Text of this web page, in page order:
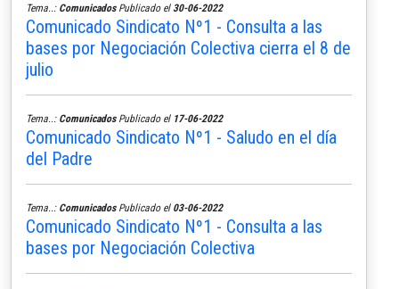
Tema..: ComunicadosPublicado el 30-06-2022
Comunicado Sindicato Nº1 - Consulta a las
bases por Negociación Colectiva cierra el 8 de
julio
Tema..: ComunicadosPublicado el 17-06-2022
Comunicado Sindicato Nº1 - Saludo en el día
del Padre
Tema..: ComunicadosPublicado el 03-06-2022
Comunicado Sindicato Nº1 - Consulta a las
bases por Negociación Colectiva